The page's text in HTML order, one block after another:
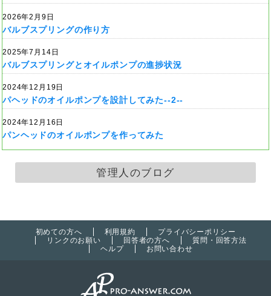
2026年2月9日
バルブスプリングの作り方
2025年7月14日
バルブスプリングとオイルポンプの進捗状況
2024年12月19日
パヘッドのオイルポンプを設計してみた--2--
2024年12月16日
パンヘッドのオイルポンプを作ってみた
管理人のブログ
初めての方へ 利用規約
プライバシーポリシー
リンクのお願い
回答者の方へ
質問・回答方法
ヘルプ
お問い合わせ